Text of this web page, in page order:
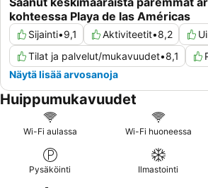
kohteessa Playa de las Américas
Sijainti•9,1 Aktiviteetit•8,2
Tilat ja palvelut/mukavuudet•8,1
Näytä lisää arvosanoja
Huippumukavuudet
Wi-Fi aulassa Wi-Fi huoneessa
Pysäköinti Ilmastointi